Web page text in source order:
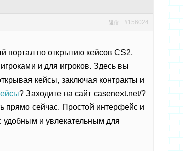
#156024
返信
по открытию кейсов CS2,
и для игроков. Здесь вы
кейсы, заключая контракты и
? Заходите на сайт casenext.net/?
прямо сейчас. Простой интерфейс и
удобным и увлекательным для